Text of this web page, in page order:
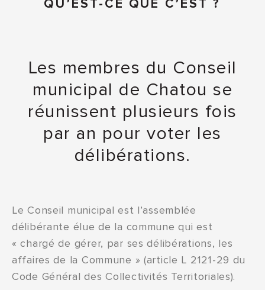
QU’EST-CE QUE C’EST ?
Les membres du Conseil
municipal de Chatou se
réunissent plusieurs fois
par an pour voter les
délibérations.
Le Conseil municipal est l’assemblée
délibérante élue de la commune qui est
« chargé de gérer, par ses délibérations, les
affaires de la Commune » (article L 2121-29 du
Code Général des Collectivités Territoriales).